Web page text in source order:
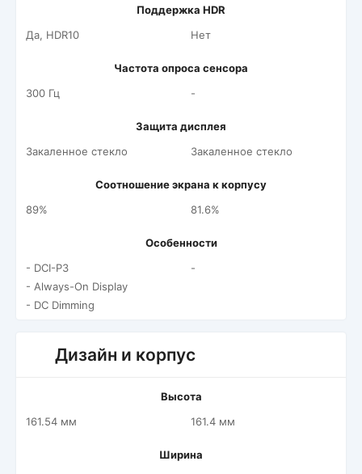
Поддержка HDR
Да, HDR10
Нет
Частота опроса сенсора
300 Гц
-
Защита дисплея
Закаленное стекло
Закаленное стекло
Соотношение экрана к корпусу
89%
81.6%
Особенности
- DCI-P3
- Always-On Display
- DC Dimming
-
Дизайн и корпус
Высота
161.54 мм
161.4 мм
Ширина